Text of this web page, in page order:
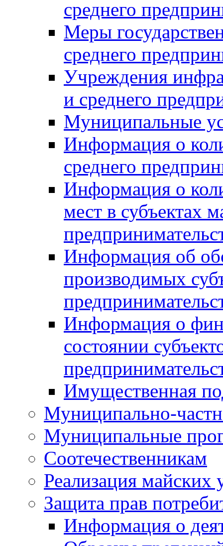
среднего
Меры
среднего
Учреждения
и среднего
Муниципальные
Информация о
среднего
Информация о
мест в субъектах
Информация об
производимых
Информация о
состоянии
Имущественная
Муниципально-
Муниципальные
Соотечественникам
Реализация майских
Защита прав
Информация о